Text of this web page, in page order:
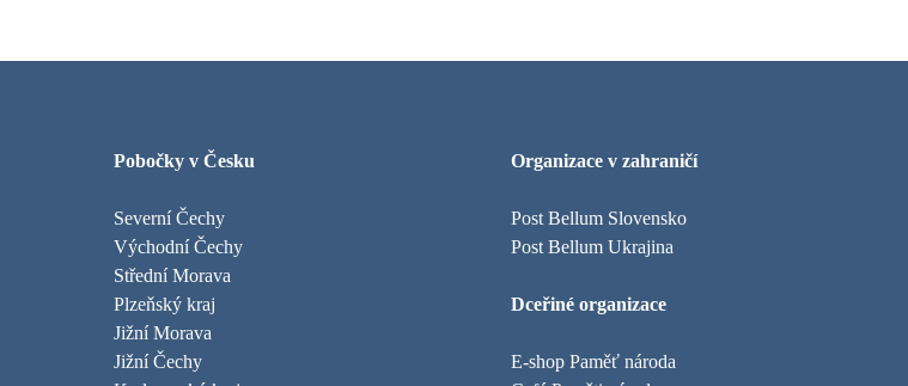
Pobočky v Česku
Severní Čechy
Východní Čechy
Střední Morava
Plzeňský kraj
Jižní Morava
Jižní Čechy
Organizace v zahraničí
Post Bellum Slovensko
Post Bellum Ukrajina
Dceřiné organizace
E-shop Paměť národa